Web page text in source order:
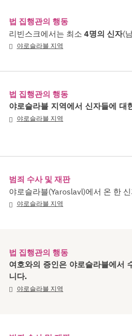
법 집행관의 행동
리빈스크에서는 최소 4명의 신자(
야로슬라블 지역
법 집행관의 행동
야로슬라블 지역에서 신자들에 대
야로슬라블 지역
범죄 수사 및 재판
야로슬라블(Yaroslavl)에서 온 한
야로슬라블 지역
법 집행관의 행동
여호와의 증인은 야로슬라블에서
니다.
야로슬라블 지역